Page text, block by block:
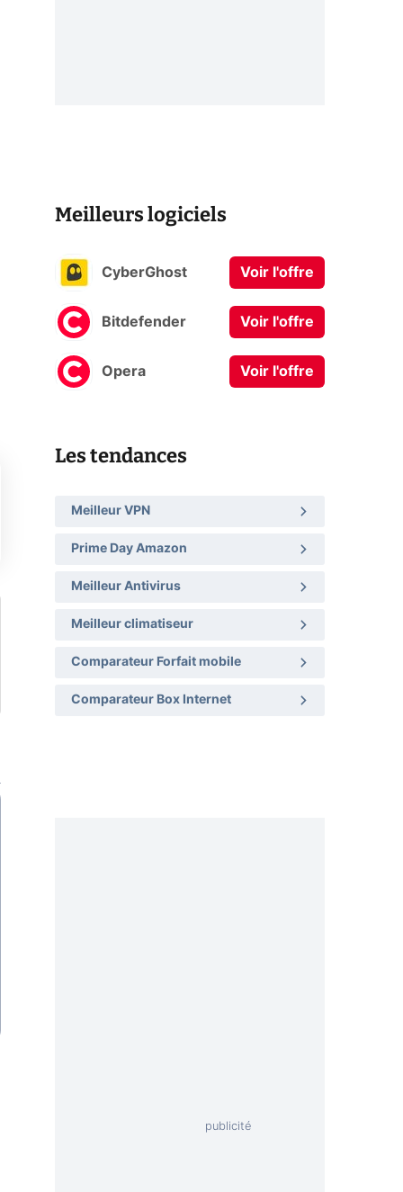
Meilleurs logiciels
CyberGhost Voir l'offre
Bitdefender Voir l'offre
Opera Voir l'offre
Les tendances
Meilleur VPN
Prime Day Amazon
Meilleur Antivirus
Meilleur climatiseur
Comparateur Forfait mobile
Comparateur Box Internet